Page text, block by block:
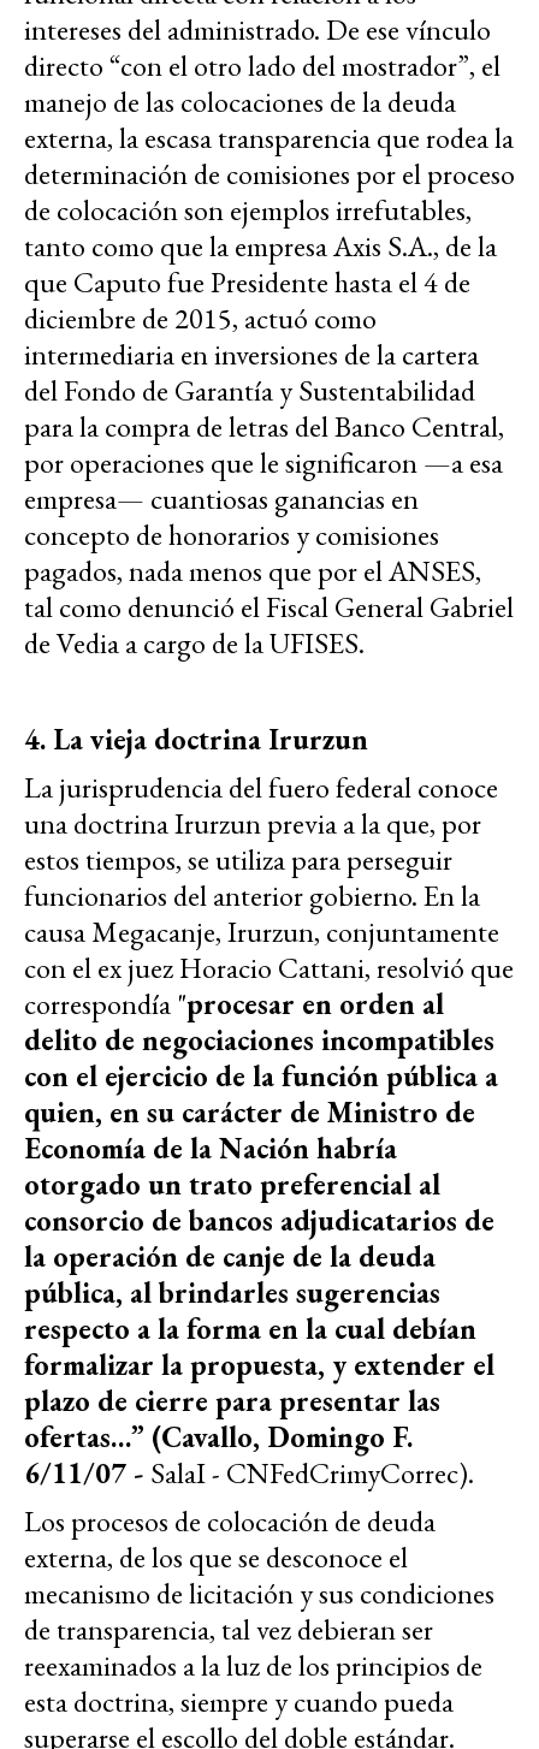
intereses del administrado. De ese vínculo
directo “con el otro lado del mostrador”, el
manejo de las colocaciones de la deuda
externa, la escasa transparencia que rodea la
determinación de comisiones por el proceso
de colocación son ejemplos irrefutables,
tanto como que la empresa Axis S.A., de la
que Caputo fue Presidente hasta el 4 de
diciembre de 2015, actuó como
intermediaria en inversiones de la cartera
del Fondo de Garantía y Sustentabilidad
para la compra de letras del Banco Central,
por operaciones que le significaron —a esa
empresa— cuantiosas ganancias en
concepto de honorarios y comisiones
pagados, nada menos que por el ANSES,
tal como denunció el Fiscal General Gabriel
de Vedia a cargo de la UFISES.
4. La vieja doctrina Irurzun
La jurisprudencia del fuero federal conoce
una doctrina Irurzun previa a la que, por
estos tiempos, se utiliza para perseguir
funcionarios del anterior gobierno. En la
causa Megacanje, Irurzun, conjuntamente
con el ex juez Horacio Cattani, resolvió que
correspondía "procesar en orden al
delito de negociaciones incompatibles
con el ejercicio de la función pública a
quien, en su carácter de Ministro de
Economía de la Nación habría
otorgado un trato preferencial al
consorcio de bancos adjudicatarios de
la operación de canje de la deuda
pública, al brindarles sugerencias
respecto a la forma en la cual debían
formalizar la propuesta, y extender el
plazo de cierre para presentar las
ofertas…” (Cavallo, Domingo F.
6/11/07 - SalaI - CNFedCrimyCorrec).
Los procesos de colocación de deuda
externa, de los que se desconoce el
mecanismo de licitación y sus condiciones
de transparencia, tal vez debieran ser
reexaminados a la luz de los principios de
esta doctrina, siempre y cuando pueda
superarse el escollo del doble estándar.